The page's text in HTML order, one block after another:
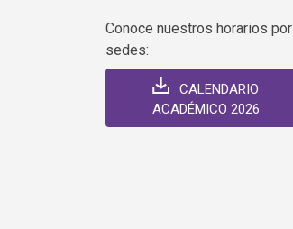
Conoce nuestros horarios por
sedes:
CALENDARIO
ACADÉMICO 2026